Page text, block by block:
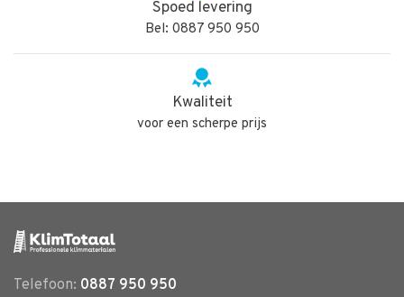
Spoed levering
Bel: 0887 950 950
Kwaliteit
voor een scherpe prijs
Telefoon: 0887 950 950